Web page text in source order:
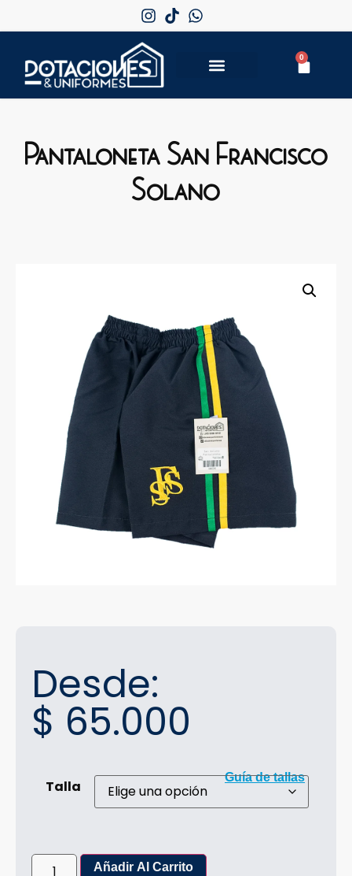
0
Pantaloneta San Francisco
Solano
Desde:
$ 65.000
Guía de tallas
Talla
Añadir Al Carrito